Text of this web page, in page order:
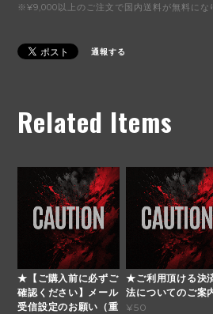
※¥9,000以上のご注文で国内送料が無料にな
通報する
Related Items
★【ご購入前に必ずご
確認ください】メール
受信設定のお願い（重
★ご利用頂ける決
法についてのご案
¥50